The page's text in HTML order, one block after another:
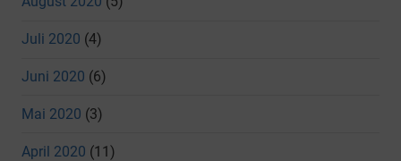
Juli 2020 (4)
Juni 2020 (6)
Mai 2020 (3)
April 2020 (11)